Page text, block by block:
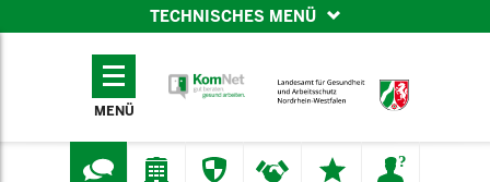
TECHNISCHES MENÜ
TECHNISCHES
MENÜ